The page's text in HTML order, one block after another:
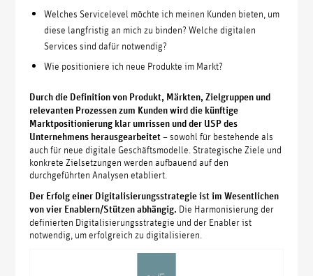
Welches Servicelevel möchte ich meinen Kunden bieten, um
diese langfristig an mich zu binden? Welche digitalen
Services sind dafür notwendig?
Wie positioniere ich neue Produkte im Markt?
Durch die Definition von Produkt, Märkten, Zielgruppen und
relevanten Prozessen zum Kunden wird die künftige
Marktpositionierung klar umrissen und der USP des
Unternehmens herausgearbeitet– sowohl für bestehende als
auch für neue digitale Geschäftsmodelle. Strategische Ziele und
konkrete Zielsetzungen werden aufbauend auf den
durchgeführten Analysen etabliert.
Der Erfolg einer Digitalisierungsstrategie ist im Wesentlichen
von vier Enablern/Stützen abhängig. Die Harmonisierung der
definierten Digitalisierungsstrategie und der Enabler ist
notwendig, um erfolgreich zu digitalisieren.